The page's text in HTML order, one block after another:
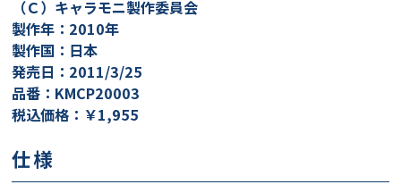
（Ｃ）キャラモニ製作委員会
製作年：2010年
製作国：日本
発売日：2011/3/25
品番：KMCP20003
税込価格：￥1,955
仕様